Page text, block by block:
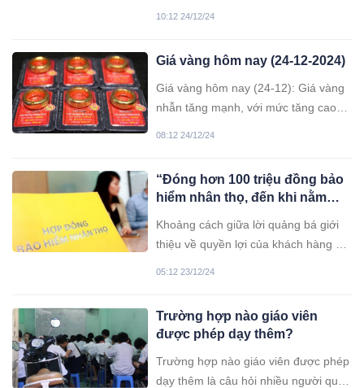
10:12 24/12/24
Giá vàng hôm nay (24-12-2024)
Giá vàng hôm nay (24-12): Giá vàng
nhẫn tăng mạnh, với mức tăng cao
08:12 24/12/24
“Đóng hơn 100 triệu đồng bảo
hiểm nhân thọ, đến khi nằm
đồng bởi lý do không thể chấp
nhận này”
Khoảng cách giữa lời quảng bá giới
thiệu về quyền lợi của khách hàng khi
văn phòng quyết định chấm dứt hợp
đồng sau 5 năm đóng bảo hiểm.
05:12 23/12/24
Trường hợp nào giáo viên
được phép dạy thêm?
Trường hợp nào giáo viên được phép
dạy thêm là câu hỏi nhiều người quan